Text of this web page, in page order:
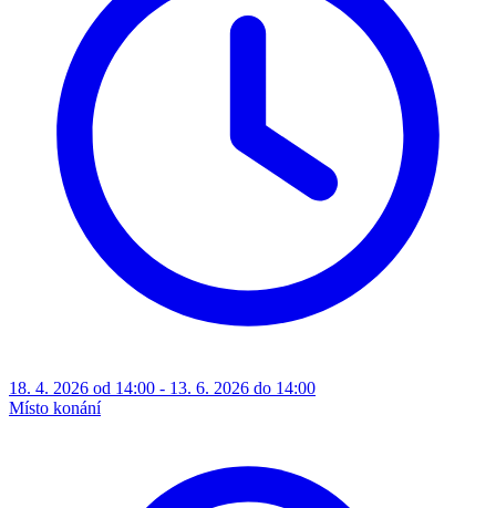
18. 4. 2026 od 14:00 - 13. 6. 2026 do 14:00
Místo konání